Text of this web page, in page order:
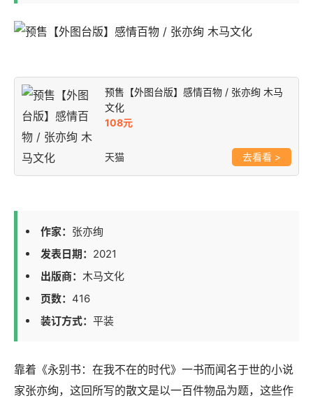
预售【外图台版】感情百物 / 张亦绚 木马
文化
108元
天猫 >
作家： 张亦绚
发表日期： 2021
出版商： 木马文化
页数： 416
装订方式： 平装
靠着《永别书：在我不在的时代》一书而闻名于世的小说
家张亦绚，这回所写的散文是以一百件物品为题，这些作